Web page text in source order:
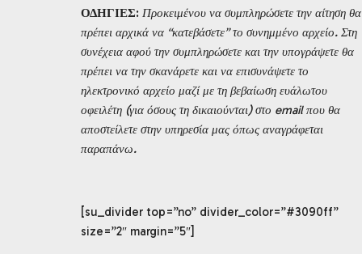
ΟΔΗΓΙΕΣ: Προκειμένου να συμπληρώσετε την αίτηση θα
πρέπει αρχικά να “κατεβάσετε” το συνημμένο αρχείο. Στη
συνέχεια αφού την συμπληρώσετε και την υπογράψετε θα
πρέπει να την σκανάρετε και να επισυνάψετε το
ηλεκτρονικό αρχείο μαζί με τη βεβαίωση ευάλωτου
οφειλέτη (για όσους τη δικαιούνται) στο email που θα
αποστείλετε στην υπηρεσία μας όπως αναγράφεται
παραπάνω.
[su_divider top=”no” divider_color=”#3090ff”
size=”2″ margin=”5″]